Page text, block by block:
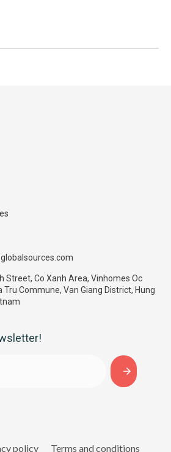
Street, Co Xanh Area, Vinhomes Oc
Tru Commune, Van Giang District, Hung
policy Terms and conditions